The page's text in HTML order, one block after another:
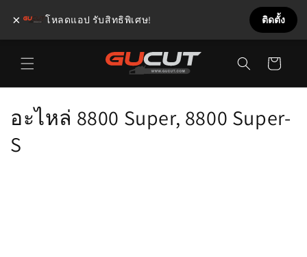
ข้ามไป
ยัง
เนื้อหา
สินค้า
ค
อ
อะไหล่ 8800 Super, 8800 Super-
S
× โหลดแอป รับสิทธิพิเศษ! ติดตั้ง